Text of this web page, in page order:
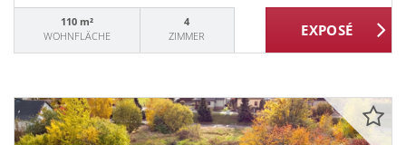
110 m²
WOHNFLÄCHE
4
ZIMMER